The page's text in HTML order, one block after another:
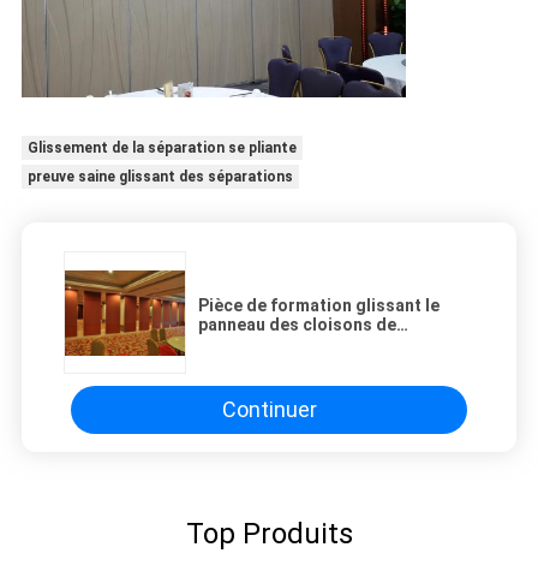
Glissement de la séparation se pliante
preuve saine glissant des séparations
Pièce de formation glissant le
panneau des cloisons de
Continuer
Top Produits